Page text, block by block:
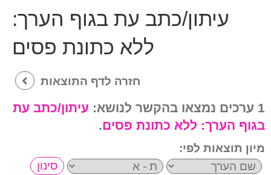
עיתון/כתב עת בגוף הערך:
ללא כתונת פסים
חזרה לדף התוצאות
1 ערכים נמצאו בהקשר לנושא:
עיתון/כתב עת
בגוף הערך: ללא כתונת פסים.
מיון תוצאות לפי: